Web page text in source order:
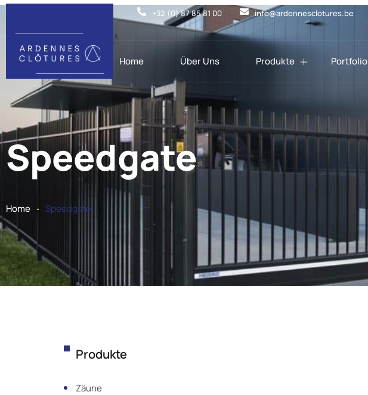
+32 (0) 87 85 81 00 info@ardennesclotures.be
Home Über Uns Produkte Portfolio
Speedgate
Home . Speedgate
Produkte
Zäune